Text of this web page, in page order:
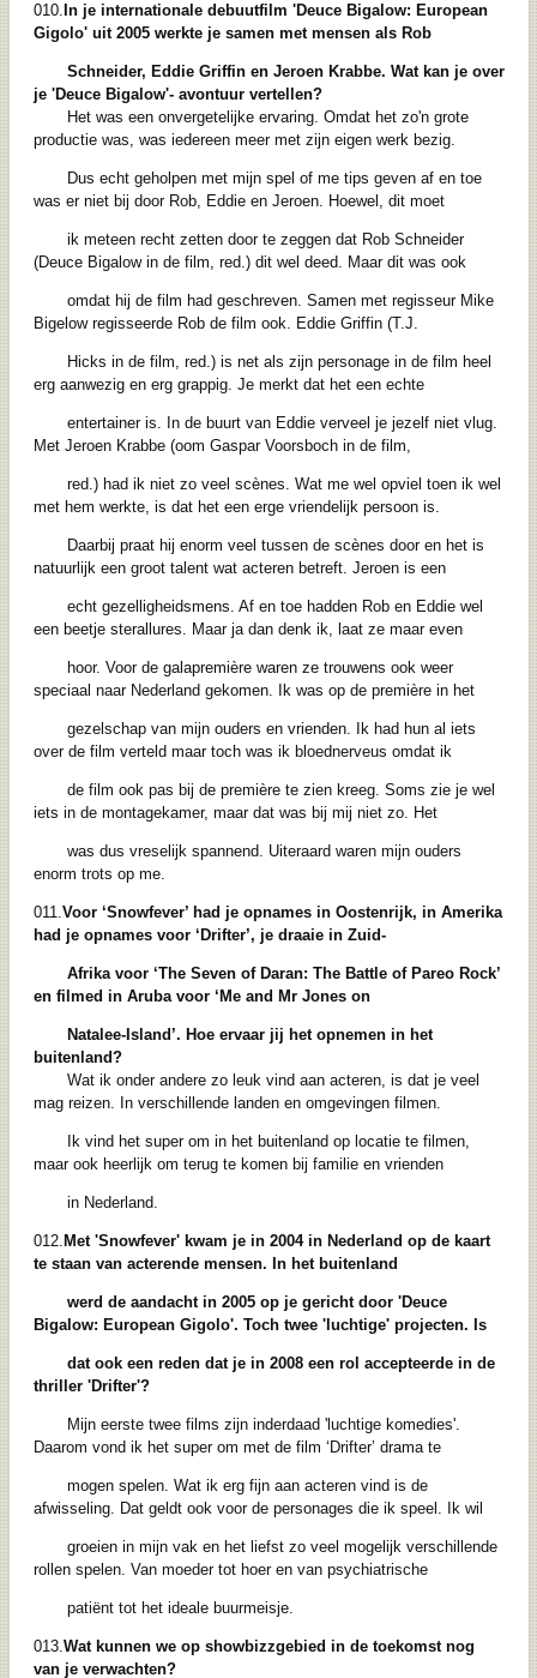
010. In je internationale debuutfilm 'Deuce Bigalow: European
Gigolo' uit 2005 werkte je samen met mensen als Rob
Schneider, Eddie Griffin en Jeroen Krabbe. Wat kan je over
je 'Deuce Bigalow'- avontuur vertellen?
Het was een onvergetelijke ervaring. Omdat het zo'n grote
productie was, was iedereen meer met zijn eigen werk bezig.
Dus echt geholpen met mijn spel of me tips geven af en toe
was er niet bij door Rob, Eddie en Jeroen. Hoewel, dit moet
ik meteen recht zetten door te zeggen dat Rob Schneider
(Deuce Bigalow in de film, red.) dit wel deed. Maar dit was ook
omdat hij de film had geschreven. Samen met regisseur Mike
Bigelow regisseerde Rob de film ook. Eddie Griffin (T.J.
Hicks in de film, red.) is net als zijn personage in de film heel
erg aanwezig en erg grappig. Je merkt dat het een echte
entertainer is. In de buurt van Eddie verveel je jezelf niet vlug.
Met Jeroen Krabbe (oom Gaspar Voorsboch in de film,
red.) had ik niet zo veel scènes. Wat me wel opviel toen ik wel
met hem werkte, is dat het een erge vriendelijk persoon is.
Daarbij praat hij enorm veel tussen de scènes door en het is
natuurlijk een groot talent wat acteren betreft. Jeroen is een
echt gezelligheidsmens. Af en toe hadden Rob en Eddie wel
een beetje sterallures. Maar ja dan denk ik, laat ze maar even
hoor. Voor de galapremière waren ze trouwens ook weer
speciaal naar Nederland gekomen. Ik was op de première in het
gezelschap van mijn ouders en vrienden. Ik had hun al iets
over de film verteld maar toch was ik bloednerveus omdat ik
de film ook pas bij de première te zien kreeg. Soms zie je wel
iets in de montagekamer, maar dat was bij mij niet zo. Het
was dus vreselijk spannend. Uiteraard waren mijn ouders
enorm trots op me.
011.Voor ‘Snowfever’ had je opnames in Oostenrijk, in Amerika
had je opnames voor ‘Drifter’, je draaie in Zuid-
Afrika voor ‘The Seven of Daran: The Battle of Pareo Rock’
en filmed in Aruba voor ‘Me and Mr Jones on
Natalee-Island’. Hoe ervaar jij het opnemen in het
buitenland?
Wat ik onder andere zo leuk vind aan acteren, is dat je veel
mag reizen. In verschillende landen en omgevingen filmen.
Ik vind het super om in het buitenland op locatie te filmen,
maar ook heerlijk om terug te komen bij familie en vrienden
in Nederland.
012. Met 'Snowfever' kwam je in 2004 in Nederland op de kaart
te staan van acterende mensen. In het buitenland
werd de aandacht in 2005 op je gericht door 'Deuce
Bigalow: European Gigolo'. Toch twee 'luchtige' projecten. Is
dat ook een reden dat je in 2008 een rol accepteerde in de
thriller 'Drifter'?
Mijn eerste twee films zijn inderdaad 'luchtige komedies'.
Daarom vond ik het super om met de film ‘Drifter’ drama te
mogen spelen. Wat ik erg fijn aan acteren vind is de
afwisseling. Dat geldt ook voor de personages die ik speel. Ik wil
groeien in mijn vak en het liefst zo veel mogelijk verschillende
rollen spelen. Van moeder tot hoer en van psychiatrische
patiënt tot het ideale buurmeisje.
013.Wat kunnen we op showbizzgebied in de toekomst nog
van je verwachten?